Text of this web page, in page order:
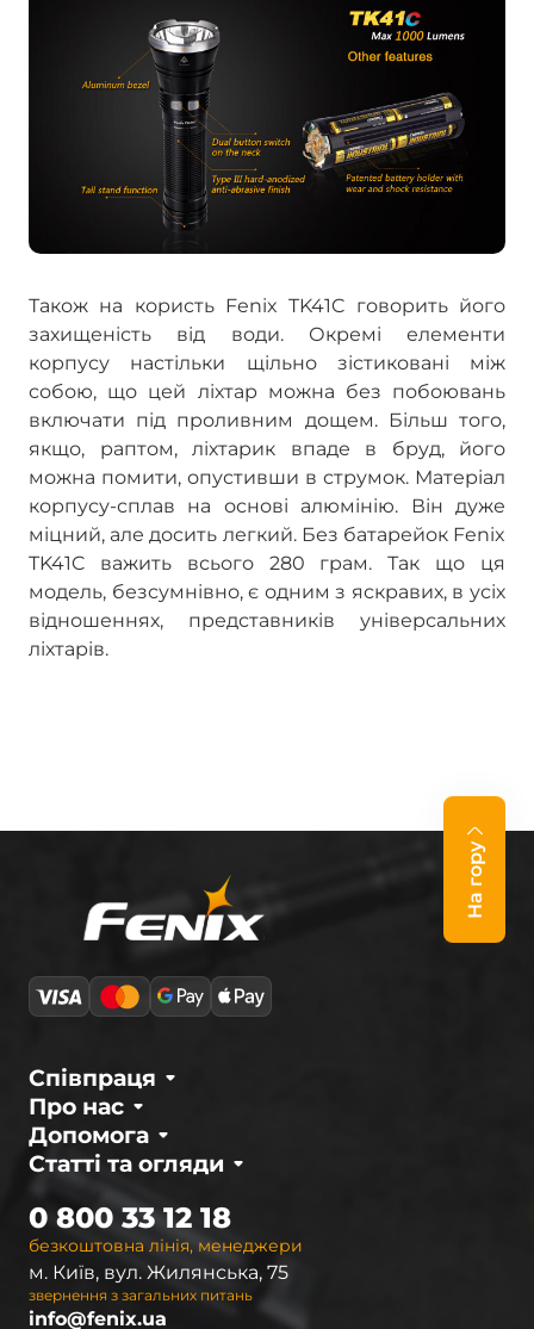
Також на користь Fenix TK41C говорить його
захищеність від води. Окремі елементи
корпусу настільки щільно зістиковані між
собою, що цей ліхтар можна без побоювань
включати під проливним дощем. Більш того,
якщо, раптом, ліхтарик впаде в бруд, його
можна помити, опустивши в струмок. Матеріал
корпусу-сплав на основі алюмінію. Він дуже
міцний, але досить легкий. Без батарейок Fenix
TK41C важить всього 280 грам. Так що ця
модель, безсумнівно, є одним з яскравих, в усіх
відношеннях, представників універсальних
ліхтарів.
На гору
Про нас
Співпраця
Статті та огляди
Допомога
безкоштовна лінія, менеджери
0 800 33 12 18
м. Київ, вул. Жилянська, 75
звернення з загальних питань
info@fenix.ua